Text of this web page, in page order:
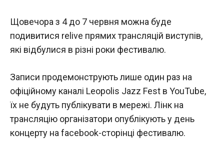
Щовечора з 4 до 7 червня можна буде
подивитися relive прямих трансляцій виступів,
які відбулися в різні роки фестивалю.
Записи продемонструють лише один раз на
офіційному каналі Leopolis Jazz Fest в YouTube,
їх не будуть публікувати в мережі. Лінк на
трансляцію організатори опублікують у день
концерту на facebook-сторінці фестивалю.